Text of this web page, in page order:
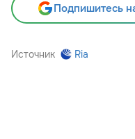
Подпишитесь
Источник Ria